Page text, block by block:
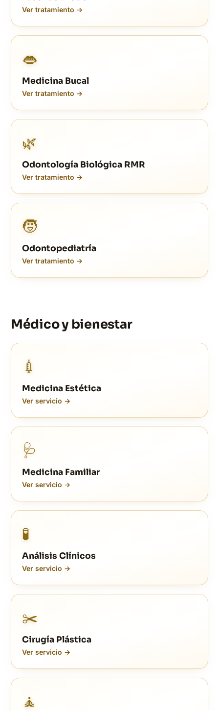
Ver tratamiento →
👄
Medicina Bucal
Ver tratamiento →
🌿
Odontología Biológica RMR
Ver tratamiento →
🧒
Odontopediatría
Ver tratamiento →
Médico y bienestar
💉
Medicina Estética
Ver servicio →
🩺
Medicina Familiar
Ver servicio →
🧪
Análisis Clínicos
Ver servicio →
✂️
Cirugía Plástica
Ver servicio →
🧘